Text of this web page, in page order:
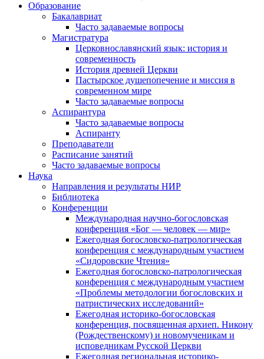
Образование
Бакалавриат
Часто задаваемые вопросы
Магистратура
Церковнославянский язык: история и
современность
История древней Церкви
Пастырское душепопечение и миссия в
современном мире
Часто задаваемые вопросы
Аспирантура
Часто задаваемые вопросы
Аспиранту
Преподаватели
Расписание занятий
Часто задаваемые вопросы
Наука
Направления и результаты НИР
Библиотека
Конференции
Международная научно-богословская
конференция «Бог — человек — мир»
Ежегодная богословско-патрологическая
конференция с международным участием
«Сидоровские Чтения»
Ежегодная богословско-патрологическая
конференция с международным участием
«Проблемы методологии богословских и
патристических исследований»
Ежегодная историко-богословская
конференция, посвященная архиеп. Никону
(Рождественскому) и новомученикам и
исповедникам Русской Церкви
Ежегодная региональная историко-